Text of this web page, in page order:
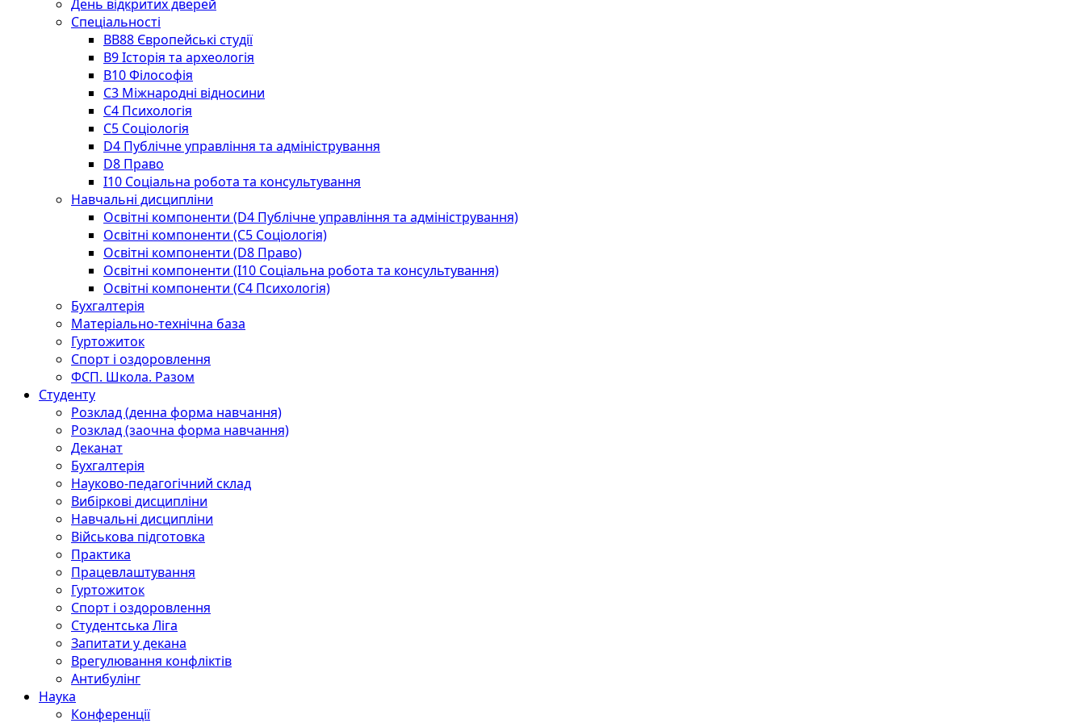
День відкритих дверей
Спеціальності
BВ88 Європейські студії
B9 Історія та археологія
B10 Філософія
C3 Міжнародні відносини
C4 Психологія
С5 Соціологія
D4 Публічне управління та адміністрування
D8 Право
I10 Соціальна робота та консультування
Навчальні дисципліни
Освітні компоненти (D4 Публічне управління та адміністрування)
Освітні компоненти (С5 Соціологія)
Освітні компоненти (D8 Право)
Освітні компоненти (I10 Соціальна робота та консультування)
Освітні компоненти (С4 Психологія)
Бухгалтерія
Матеріально-технічна база
Гуртожиток
Спорт і оздоровлення
ФСП. Школа. Разом
Студенту
Розклад (денна форма навчання)
Розклад (заочна форма навчання)
Деканат
Бухгалтерія
Науково-педагогічний склад
Вибіркові дисципліни
Навчальні дисципліни
Військова підготовка
Практика
Працевлаштування
Гуртожиток
Спорт і оздоровлення
Студентська Ліга
Запитати у декана
Врегулювання конфліктів
Антибулінг
Наука
Конференції